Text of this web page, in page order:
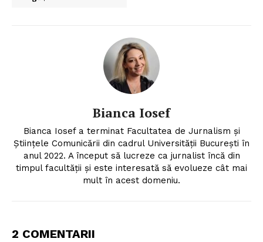
Bianca Iosef
Bianca Iosef a terminat Facultatea de Jurnalism și
Științele Comunicării din cadrul Universității București în
anul 2022. A început să lucreze ca jurnalist încă din
timpul facultății și este interesată să evolueze cât mai
mult în acest domeniu.
2 COMENTARII